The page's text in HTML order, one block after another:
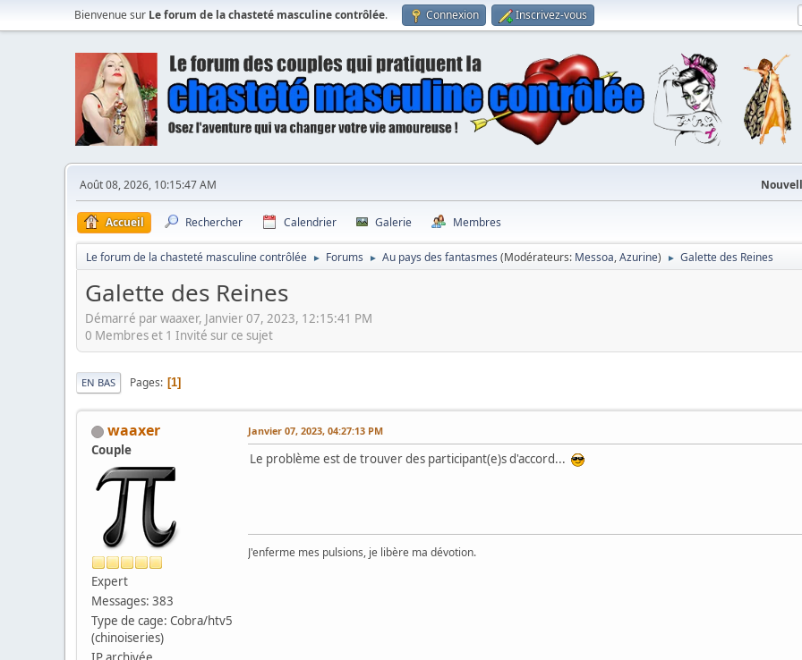
Bienvenue sur Le forum de la chasteté masculine contrôlée. Connexion Inscrivez-vous
Août 08, 2026, 10:15:47 AM
Accueil Rechercher Calendrier Galerie Membres
Le forum de la chasteté masculine contrôlée ► Forums ► Au pays des fantasmes (Modérateurs: Messoa,Azurine) ► Galette des Reines
Galette des Reines
Démarré par waaxer, Janvier 07, 2023, 12:15:41 PM
0 Membres et 1 Invité sur ce sujet
EN BAS Pages 1
waaxer
Couple
Expert
Messages: 383
Type de cage: Cobra/htv5
(chinoiseries)
Janvier 07, 2023, 04:27:13 PM
Le problème est de trouver des participant(e)s d'accord...
J'enferme mes pulsions, je libère ma dévotion.